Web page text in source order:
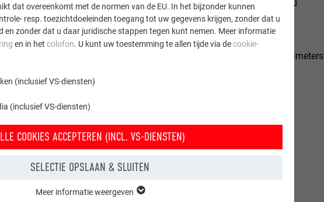
Dakhelling met specificaties in graden, procenten en centimeters
dat overeenkomt met de normen van de EU. In het bijzonder kunnen
resp. toezichtdoeleinden toegang tot uw gegevens krijgen, zonder dat u
en zonder dat u daar juridische stappen tegen kunt nemen. Meer informatie
en in het colofon. U kunt uw toestemming te allen tijde via decookie-
(inclusief VS-diensten)
(inclusief VS-diensten)
COOKIES ACCEPTEREN (INCL. VS-DIENSTEN)
SELECTIE OPSLAAN & SLUITEN
Meer informatie weergeven